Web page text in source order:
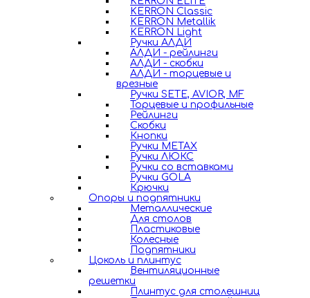
KERRON Classic
KERRON Metallik
KERRON Light
Ручки АЛДИ
АЛДИ - рейлинги
АЛДИ - скобки
АЛДИ - торцевые и
врезные
Ручки SETE, AVIOR, MF
Торцевые и профильные
Рейлинги
Скобки
Кнопки
Ручки METAX
Ручки ЛЮКС
Ручки со вставками
Ручки GOLA
Крючки
Опоры и подпятники
Металлические
Для столов
Пластиковые
Колесные
Подпятники
Цоколь и плинтус
Вентиляционные
решетки
Плинтус для столешниц